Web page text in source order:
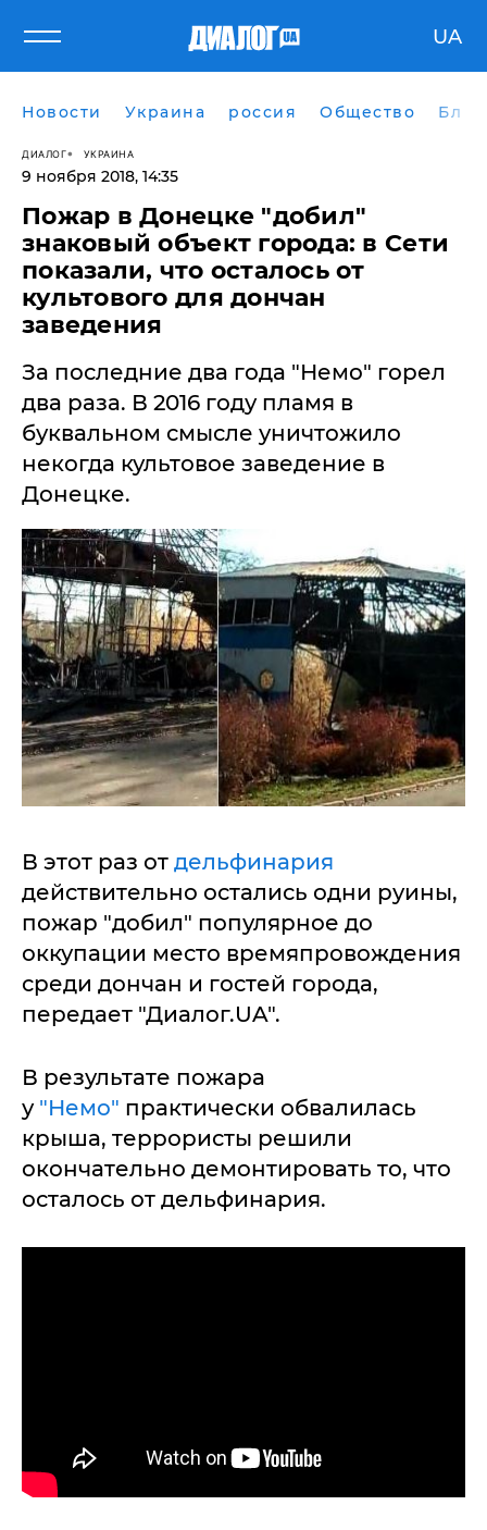
UA
Новости Украина россия Общество
ДИАЛОГ УКРАИНА
9 ноября 2018, 14:35
Пожар в Донецке "добил"
знаковый объект города: в Сети
показали, что осталось от
культового для дончан
заведения
За последние два года "Немо" горел
два раза. В 2016 году пламя в
буквальном смысле уничтожило
некогда культовое заведение в
Донецке.
В этот раз от дельфинария
действительно остались одни руины,
пожар "добил" популярное до
оккупации место времяпровождения
среди дончан и гостей города,
передает "Диалог.UA".
В результате пожара
у "Немо" практически обвалилась
крыша, террористы решили
окончательно демонтировать то, что
осталось от дельфинария.